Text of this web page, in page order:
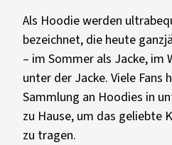
Als Hoodie werden
bezeichnet, die heute
– im Sommer als Jacke, im
unter der Jacke. Viele Fans
Sammlung an Hoodies in
zu Hause, um das geliebte
zu tragen.